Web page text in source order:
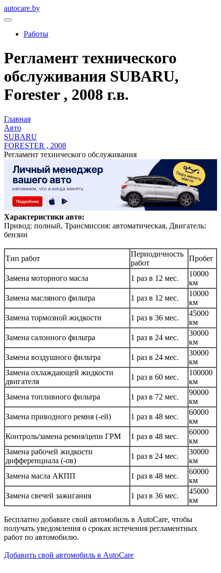
autocare.by
Работы
Регламент технического
обслуживания SUBARU,
Forester , 2008 г.в.
Главная
Авто
SUBARU
FORESTER , 2008
Регламент технического обслуживания
Характеристики авто:
Привод: полный, Трансмиссия: автоматическая, Двигатель:
бензин
Тип работ
Периодичность
работ
Пробег
Замена моторного масла 1 раз в 12 мес.
10000
км
Замена масляного фильтра
1 раз в 12 мес.
10000
км
Замена тормозной жидкости
1 раз в 36 мес.
45000
км
Замена салонного фильтра
1 раз в 24 мес.
30000
км
Замена воздушного фильтра
1 раз в 24 мес.
30000
км
Замена охлаждающей жидкости
двигателя
1 раз в 60 мес.
100000
км
Замена топливного фильтра
1 раз в 72 мес.
90000
км
Замена приводного ремня (-ей)
1 раз в 48 мес.
60000
км
Контроль/замена ремня/цепи ГРМ
1 раз в 48 мес.
60000
км
Замена рабочей жидкости
дифференциала (-ов)
1 раз в 24 мес.
30000
км
Замена масла АКПП
1 раз в 48 мес.
60000
км
Замена свечей зажигания
1 раз в 36 мес.
45000
км
Бесплатно добавьте свой автомобиль в AutoCare, чтобы
получать уведомления о сроках истечения регламентных
работ по автомобилю.
Добавить свой автомобиль в AutoCare